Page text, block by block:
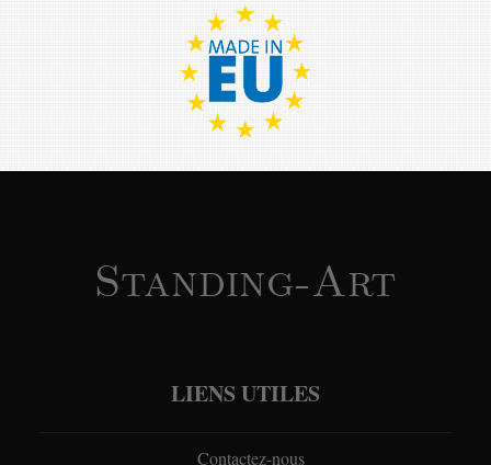
Standing-Art
LIENS UTILES
Contactez-nous